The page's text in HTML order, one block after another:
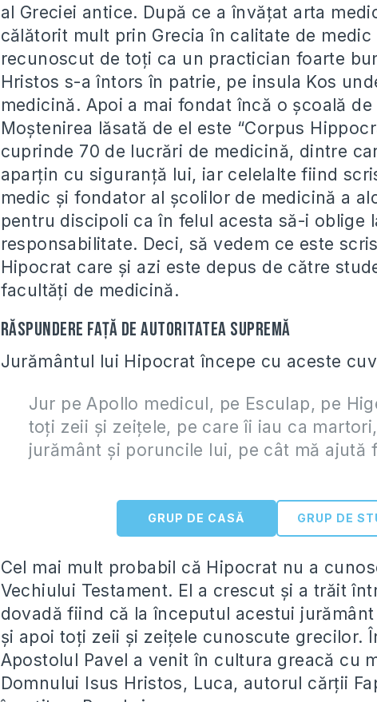
al Greciei antice. După ce a învăţat arta
călătorit mult prin Grecia în calitate de
recunoscut de toţi ca un practician foarte
Hristos s-a întors în patrie, pe insula Kos
medicină. Apoi a mai fondat încă o şcoală
Moştenirea lăsată de el este “Corpus
cuprinde 70 de lucrări de medicină, dintre
aparţin cu siguranţă lui, iar celelalte fiind
medic şi fondator al şcolilor de medicină a
pentru discipoli ca în felul acesta să-i oblige
responsabilitate. Deci, să vedem ce este
Hipocrat care şi azi este depus de către
facultăţi de medicină.
Răspundere faţă de Autoritatea Supremă
Jurământul lui Hipocrat începe cu aceste
Jur pe Apollo medicul, pe Esculap, pe
toţi zeii şi zeiţele, pe care îi iau ca
jurământ şi poruncile lui, pe cât mă ajută
GRUP DE CASĂ GRUP DE
Cel mai mult probabil că Hipocrat nu a
Vechiului Testament. El a crescut şi a trăit
dovadă fiind că la începutul acestui
şi apoi toţi zeii şi zeiţele cunoscute grecilor.
Apostolul Pavel a venit în cultura greacă cu
Domnului Isus Hristos, Luca, autorul cărţii